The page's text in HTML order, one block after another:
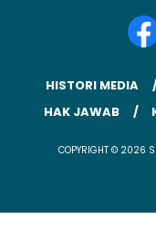
HISTORI MEDIA
HAK JAWAB
COPYRIGHT © 2026